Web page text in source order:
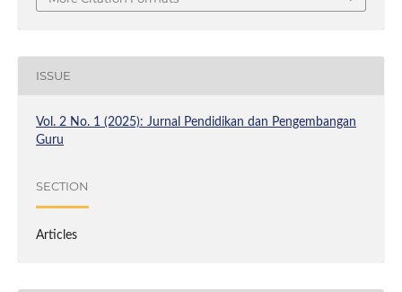
ISSUE
Vol. 2 No. 1 (2025): Jurnal Pendidikan dan Pengembangan
Guru
SECTION
Articles